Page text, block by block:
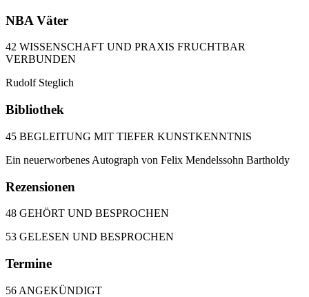
NBA Väter
42 WISSENSCHAFT UND PRAXIS FRUCHTBAR
VERBUNDEN
Rudolf Steglich
Bibliothek
45 BEGLEITUNG MIT TIEFER KUNSTKENNTNIS
Ein neuerworbenes Autograph von Felix Mendelssohn Bartholdy
Rezensionen
48 GEHÖRT UND BESPROCHEN
53 GELESEN UND BESPROCHEN
Termine
56 ANGEKÜNDIGT